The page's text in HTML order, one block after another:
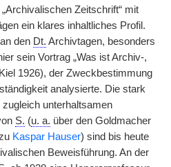
Zeitschrift“ mit
ein klares inhaltliches Profil.
den Dt. Archivtagen, besonders
sein Vortrag „Was ist Archiv-,
1926), der Zweckbestimmung
analysierte. Die stark
unterhaltsamen
S. (u. a. über den Goldmacher
Kaspar Hauser) sind bis heute
Beweisführung. An der